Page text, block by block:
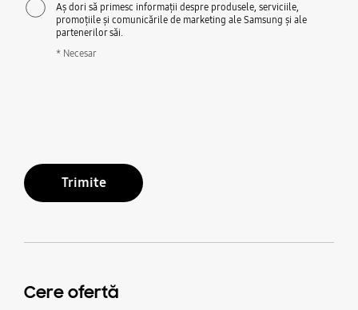
Aș dori să primesc informații despre produsele, serviciile,
promoțiile și comunicările de marketing ale Samsung și ale
partenerilor săi.
* Necesar
Trimite
Cere ofertă